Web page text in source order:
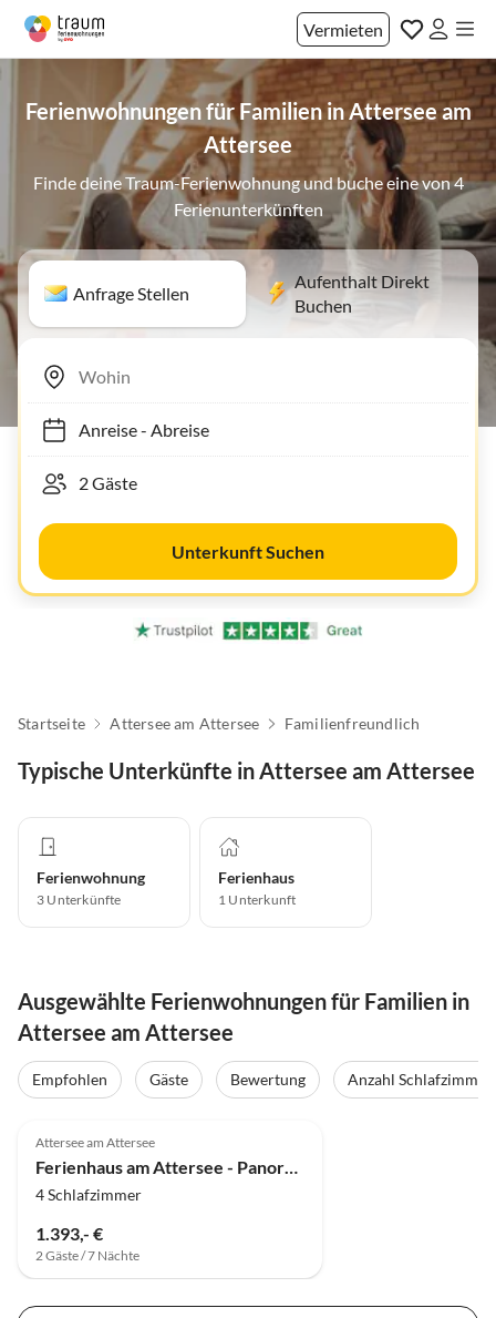
Vermieten
Ferienwohnungen für Familien in Attersee am
Attersee
Finde deine Traum-Ferienwohnung und buche eine von 4
Ferienunterkünften
Anfrage Stellen
Aufenthalt Direkt
Buchen
Anreise- Abreise
Unterkunft Suchen
Startseite Attersee am Attersee Familienfreundlich
Typische Unterkünfte in Attersee am Attersee
Ferienwohnung
3 Unterkünfte
Ferienhaus
1 Unterkunft
Ausgewählte Ferienwohnungen für Familien in
Attersee am Attersee
Empfohlen Gäste Bewertung
Anzahl Schlafzimmer
Attersee am Attersee
4 Schlafzimmer
1.393,- €
2 Gäste / 7 Nächte